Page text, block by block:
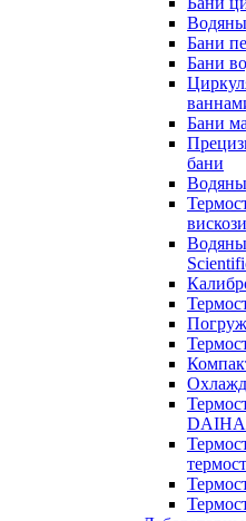
Бани
Бани
Бани
бани